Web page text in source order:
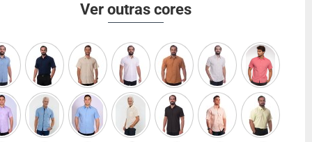
Ver outras cores